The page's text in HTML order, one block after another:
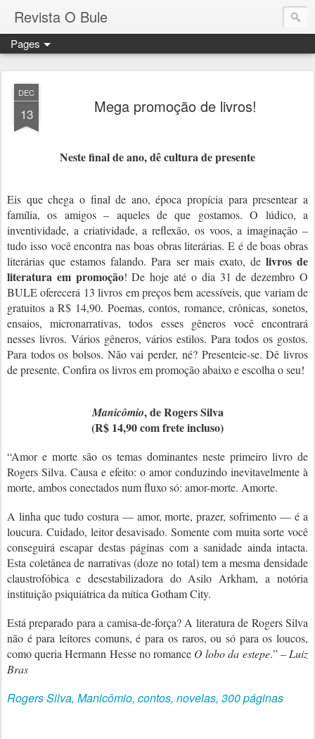
Revista O Bule
Pages
DEC
13 Mega promoção de livros!
Neste final de ano, dê cultura de presente
Eis que chega o final de ano, época propícia para presentear a
família, os amigos – aqueles de que gostamos. O lúdico, a
inventividade, a criatividade, a reflexão, os voos, a imaginação –
tudo isso você encontra nas boas obras literárias. E é de boas obras
literárias que estamos falando. Para ser mais exato, de livros de
literatura em promoção! De hoje até o dia 31 de dezembro O
BULE oferecerá 13 livros em preços bem acessíveis, que variam de
gratuitos a R$ 14,90. Poemas, contos, romance, crônicas, sonetos,
ensaios, micronarrativas, todos esses gêneros você encontrará
nesses livros. Vários gêneros, vários estilos. Para todos os gostos.
Para todos os bolsos. Não vai perder, né? Presenteie-se. Dê livros
de presente. Confira os livros em promoção abaixo e escolha o seu!
Manicômio, de Rogers Silva
(R$ 14,90 com frete incluso)
“Amor e morte são os temas dominantes neste primeiro livro de
Rogers Silva. Causa e efeito: o amor conduzindo inevitavelmente à
morte, ambos conectados num fluxo só: amor-morte. Amorte.
A linha que tudo costura — amor, morte, prazer, sofrimento — é a
loucura. Cuidado, leitor desavisado. Somente com muita sorte você
conseguirá escapar destas páginas com a sanidade ainda intacta.
Esta coletânea de narrativas (doze no total) tem a mesma densidade
claustrofóbica e desestabilizadora do Asilo Arkham, a notória
instituição psiquiátrica da mítica Gotham City.
Está preparado para a camisa-de-força? A literatura de Rogers Silva
não é para leitores comuns, é para os raros, ou só para os loucos,
como queria Hermann Hesse no romance O lobo da estepe.” – Luiz
Bras
Rogers Silva, Manicômio, contos, novelas, 300 páginas